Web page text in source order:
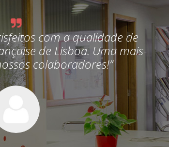
com a qualidade de
de Lisboa. Uma mais-
colaboradores!”